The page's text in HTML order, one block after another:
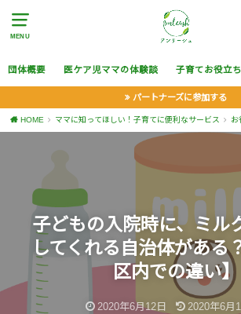
MENU
団体概要 医ケア児ママの体験談 子育てお役立
パートナーズに参加する
HOME ママに知ってほしい！子育てに便利なサービス お
子どもの入院時に、ミル
してくれる自治体がある
区内での違い】
2020年6月12日 2020年6月